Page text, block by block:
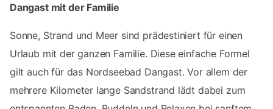
Dangast mit der Familie
Sonne, Strand und Meer sind prädestiniert für einen
Urlaub mit der ganzen Familie. Diese einfache Formel
gilt auch für das Nordseebad Dangast. Vor allem der
mehrere Kilometer lange Sandstrand lädt dabei zum